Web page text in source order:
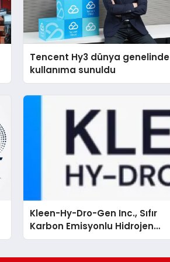
Tencent Hy3 dünya genelinde
kullanıma sunuldu
Kleen-Hy-Dro-Gen Inc., Sıfır
Karbon Emisyonlu Hidrojen
Isıtma Teknolojisinde ISO ve